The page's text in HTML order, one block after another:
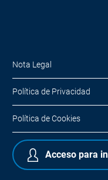
Nota Legal
Política de Privacidad
Política de Cookies
Acceso para